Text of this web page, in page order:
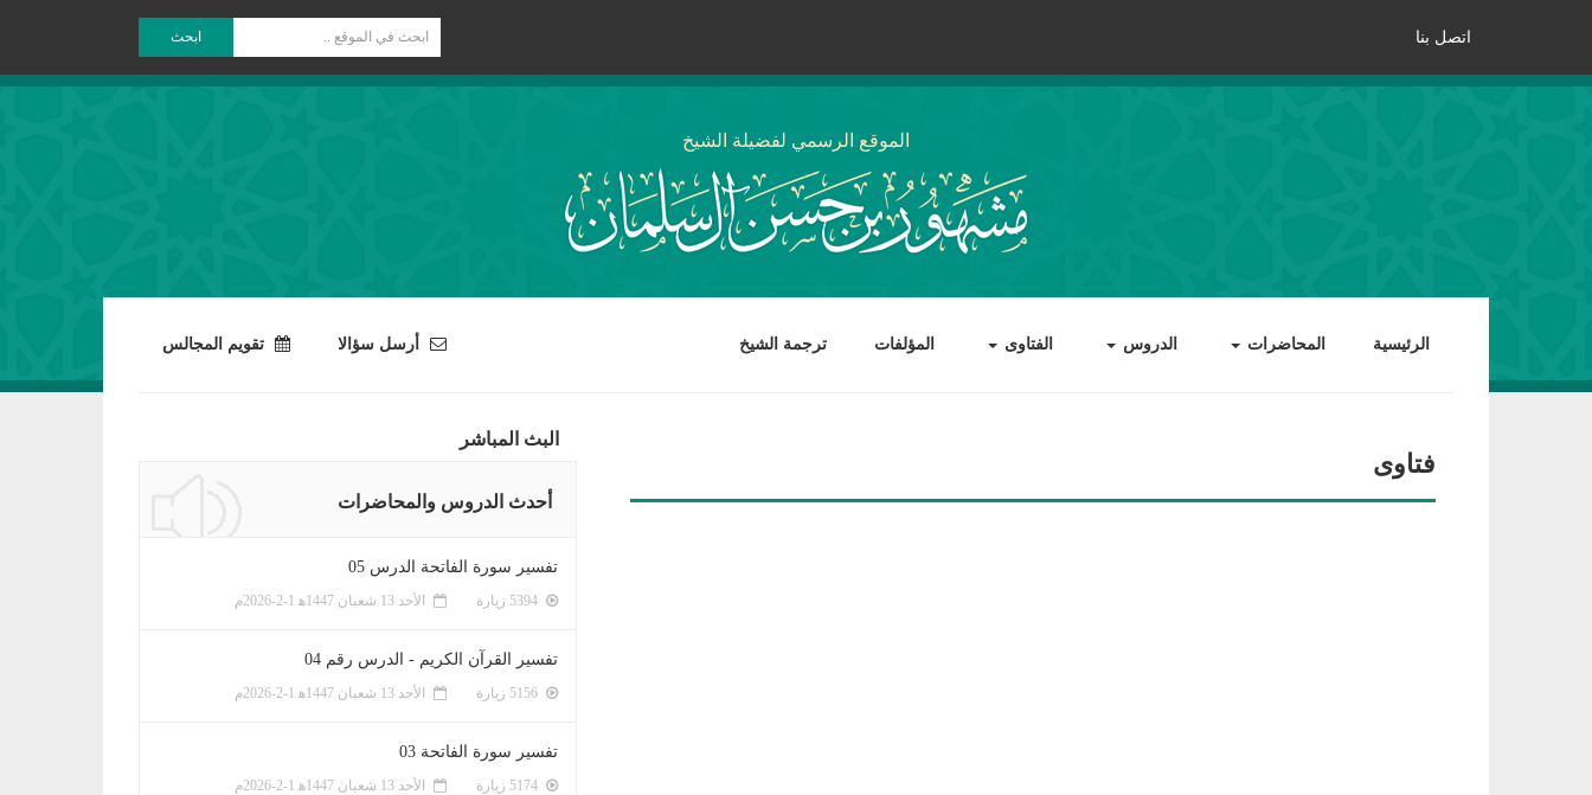
اتصل بنا ابحث
الموقع الرسمي لفضيلة الشيخ
الرئيسية المحاضرات الدروس الفتاوى المؤلفات ترجمة الشيخ أرسل سؤالا تقويم المجالس
فتاوى
البث المباشر
أحدث الدروس والمحاضرات
تفسير سورة الفاتحة الدرس 05
الأحد 13 شعبان 1447ﻫ 1-2-2026م
تفسير القرآن الكريم - الدرس رقم 04
الأحد 13 شعبان 1447ﻫ 1-2-2026م
تفسير سورة الفاتحة 03
الأحد 13 شعبان 1447ﻫ 1-2-2026م